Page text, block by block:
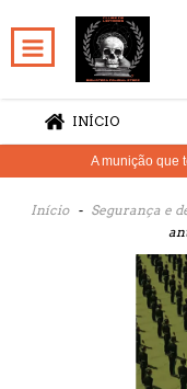
INÍCIO
A munição que
Início - Segurança e